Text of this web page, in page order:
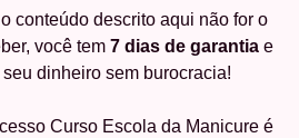
conteúdo descrito aqui não for o
você tem 7 dias de garantiae
dinheiro sem burocracia!
Curso Escola da Manicure é